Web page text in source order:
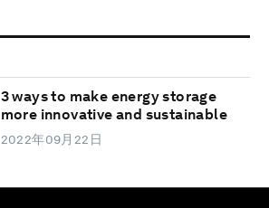
3 ways to make energy storage
more innovative and sustainable
2022年09月22日